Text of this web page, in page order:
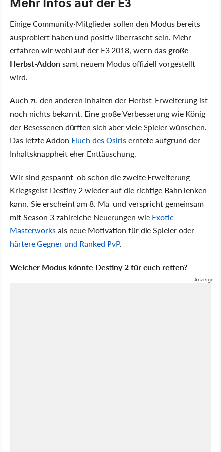
Einige Community-Mitglieder sollen den Modus bereits
ausprobiert haben und positiv überrascht sein. Mehr
erfahren wir wohl auf der E3 2018, wenn dasgroße
Herbst-Addonsamt neuem Modus offiziell vorgestellt
wird.
Auch zu den anderen Inhalten der Herbst-Erweiterung ist
noch nichts bekannt. Eine große Verbesserung wie König
der Besessenen dürften sich aber viele Spieler wünschen.
Das letzte Addon Fluch des Osiriserntete aufgrund der
Inhaltsknappheit eher Enttäuschung.
Wir sind gespannt, ob schon die zweite Erweiterung
Kriegsgeist Destiny 2 wieder auf die richtige Bahn lenken
kann. Sie erscheint am 8. Mai und verspricht gemeinsam
mit Season 3 zahlreiche Neuerungen wie Exotic
Masterworksals neue Motivation für die Spieler oder
härtere Gegner und Ranked PvP.
Welcher Modus könnte Destiny 2 für euch retten?